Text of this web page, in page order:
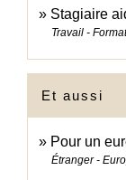
Stagiaire
Travail -
Et aussi
Pour un
Étranger -